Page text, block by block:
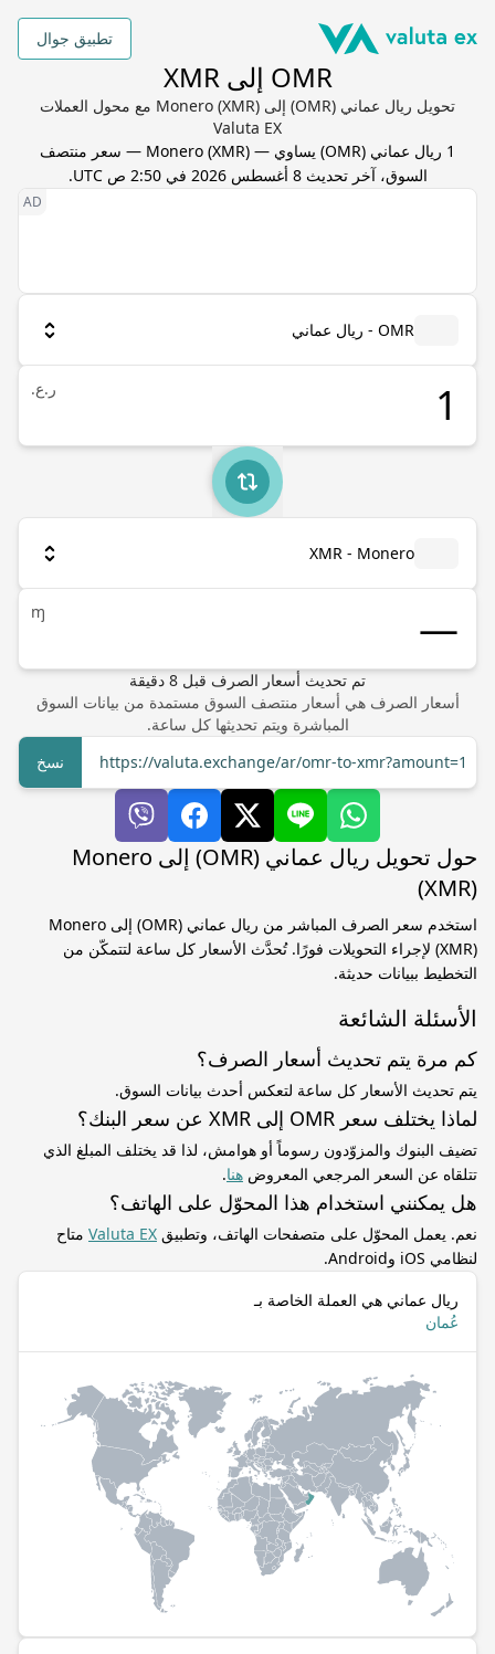
تطبيق جوال
OMR إلى XMR
تحويل ريال عماني (OMR) إلى Monero (XMR) مع محول العملات
Valuta EX
1 ريال عماني (
OMR) يساوي —
Monero (XMR
) — سعر منتصف
السوق، آخر تحديث8 أغسطس 2026 في 2:50 ص UTC .
OMR - ريال عماني
ر.ع.
XMR - Monero
ɱ
تم تحديث أسعار الصرف قبل 8 دقيقة
أسعار الصرف هي أسعار منتصف السوق مستمدة من بيانات السوق
المباشرة ويتم تحديثها كل ساعة.
https://valuta.exchange/ar/omr-to-xmr?amount=1
نسخ
حول تحويل ريال عماني (OMR) إلى Monero
(XMR)
استخدم سعر الصرف المباشر من ريال عماني (OMR) إلى Monero
(XMR) لإجراء التحويلات فورًا. تُحدَّث الأسعار كل ساعة لتتمكّن من
التخطيط ببيانات حديثة.
الأسئلة الشائعة
كم مرة يتم تحديث أسعار الصرف؟
يتم تحديث الأسعار كل ساعة لتعكس أحدث بيانات السوق.
لماذا يختلف سعر OMR إلى XMR عن سعر البنك؟
تضيف البنوك والمزوّدون رسوماً أو هوامش، لذا قد يختلف المبلغ الذي
تتلقاه عن السعر المرجعي المعروض هنا.
هل يمكنني استخدام هذا المحوّل على الهاتف؟
نعم. يعمل المحوّل على متصفحات الهاتف، وتطبيق Valuta EX متاح
لنظامي iOS وAndroid.
ريال عماني هي العملة الخاصة بـ
عُمان